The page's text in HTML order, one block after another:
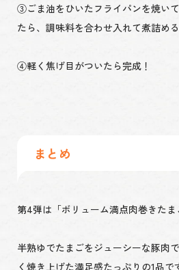
③ごま油をひいたフライパンを焼い
たら、調味料を合わせ入れて煮詰める
④軽く焦げ目がついたら完成！
まとめ
第4弾は「ボリューム満点肉巻きたま
半熟ゆでたまごをジューシーな豚肉
く焼き上げた満足感たっぷりの1品で